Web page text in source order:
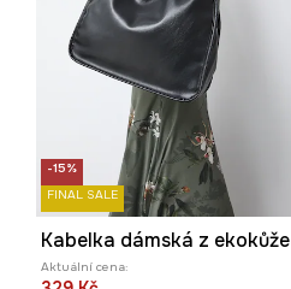
-15%
FINAL SALE
Kabelka dámská z ekokůže
Aktuální cena: